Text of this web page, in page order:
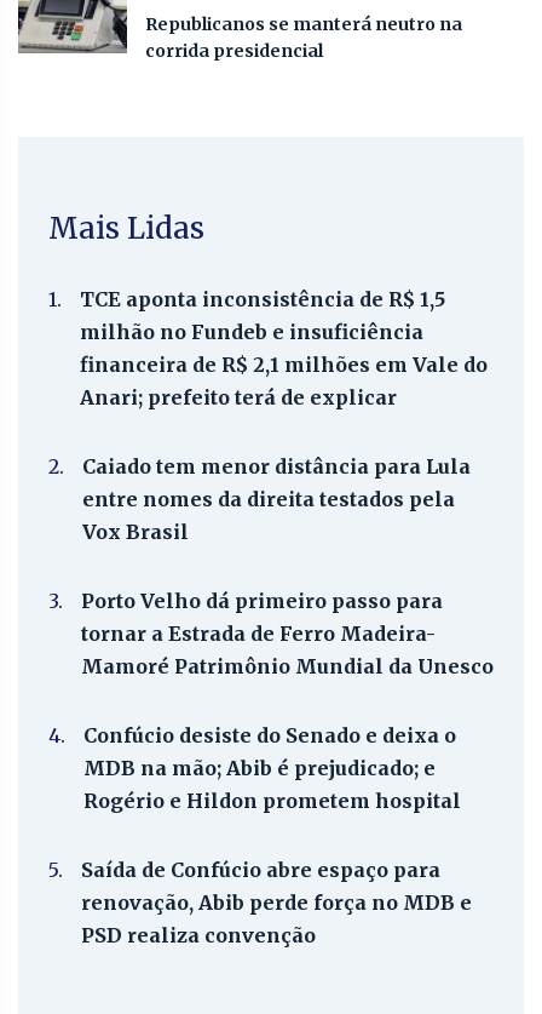
Republicanos se manterá neutro na
corrida presidencial
Mais Lidas
1.
TCE aponta inconsistência de R$ 1,5
milhão no Fundeb e insuficiência
financeira de R$ 2,1 milhões em Vale do
Anari; prefeito terá de explicar
2.
Caiado tem menor distância para Lula
entre nomes da direita testados pela
Vox Brasil
3.
Porto Velho dá primeiro passo para
tornar a Estrada de Ferro Madeira-
Mamoré Patrimônio Mundial da Unesco
4.
Confúcio desiste do Senado e deixa o
MDB na mão; Abib é prejudicado; e
Rogério e Hildon prometem hospital
5.
Saída de Confúcio abre espaço para
renovação, Abib perde força no MDB e
PSD realiza convenção